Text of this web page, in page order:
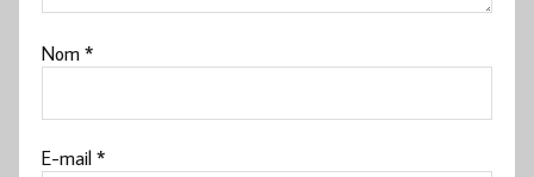
Nom*
E-mail*